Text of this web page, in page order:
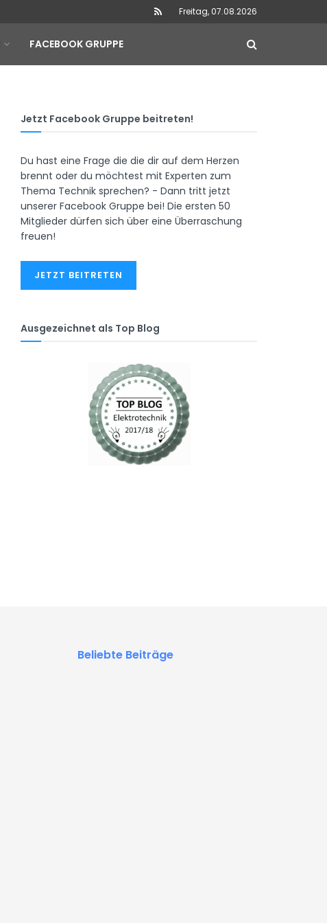
Freitag, 07.08.2026
FACEBOOK GRUPPE
Jetzt Facebook Gruppe beitreten!
Du hast eine Frage die die dir auf dem Herzen
brennt oder du möchtest mit Experten zum
Thema Technik sprechen? - Dann tritt jetzt
unserer Facebook Gruppe bei! Die ersten 50
Mitglieder dürfen sich über eine Überraschung
freuen!
JETZT BEITRETEN
Ausgezeichnet als Top Blog
Beliebte Beiträge